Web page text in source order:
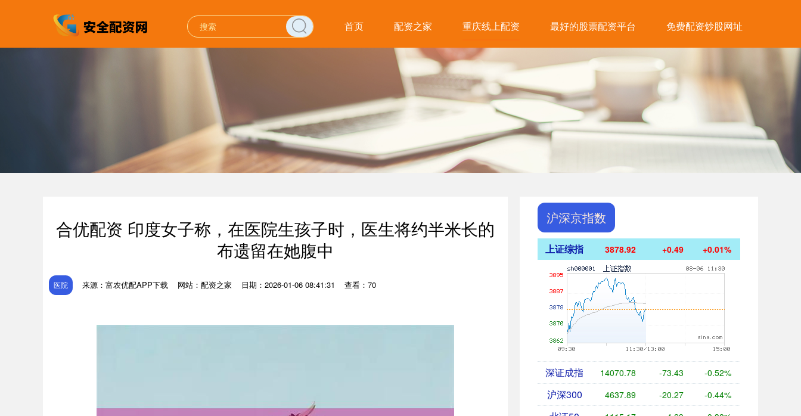
首页 配资之家 重庆线上配资 最好的股票配资平台 免费配资炒股网址
合优配资 印度女子称，在医院生孩子时，医生将约半米长的
布遗留在她腹中
医院 来源：富农优配APP下载 网站：配资之家 日期：2026-01-06 08:41:31 查看：70
沪深京指数
上证综指 3878.92 +0.49 +0.01%
深证成指 14070.78 -73.43 -0.52%
沪深300 4637.89 -20.27 -0.44%